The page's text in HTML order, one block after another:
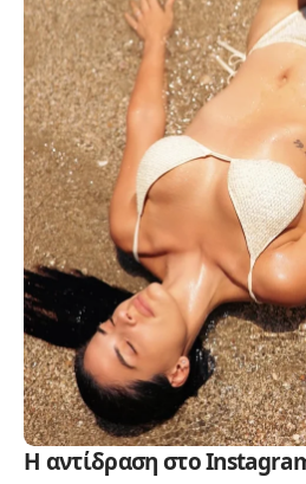
Η αντίδραση στο